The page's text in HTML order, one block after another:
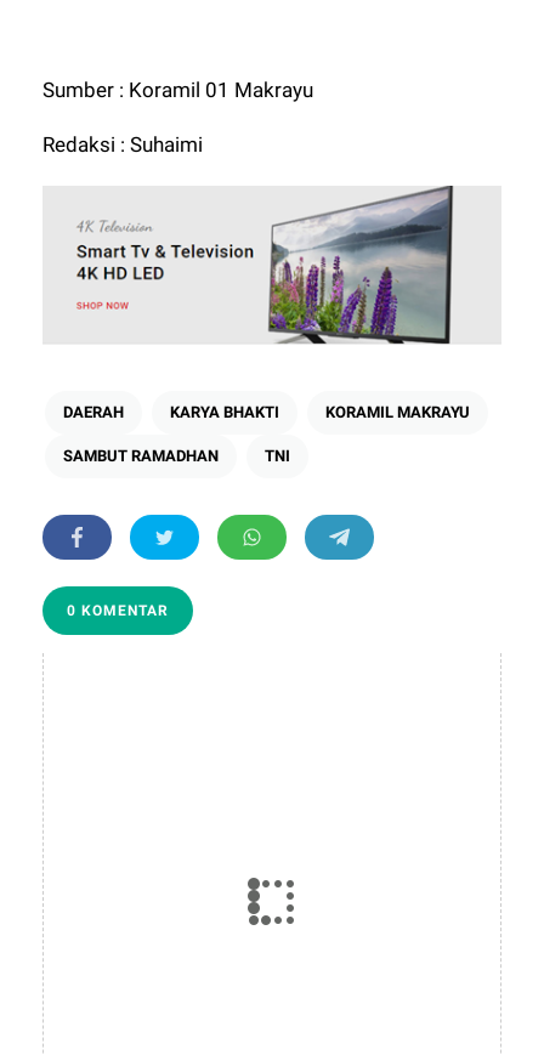
Sumber : Koramil 01 Makrayu
Redaksi : Suhaimi
DAERAH KARYA BHAKTI KORAMIL MAKRAYU
SAMBUT RAMADHAN TNI
0 KOMENTAR